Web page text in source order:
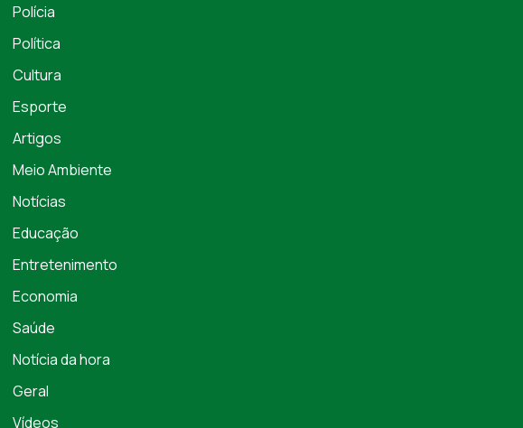
Polícia
Política
Cultura
Esporte
Artigos
Meio Ambiente
Notícias
Educação
Entretenimento
Economia
Saúde
Notícia da hora
Geral
Vídeos